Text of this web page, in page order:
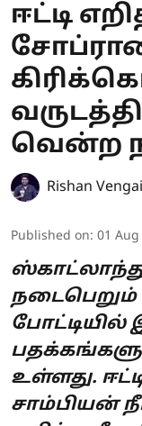
ஈட்டி
வென்ற
Rishan Vengai
Published on: 01 Aug
போட்டியில்
உள்ளது.
சாம்பியன்